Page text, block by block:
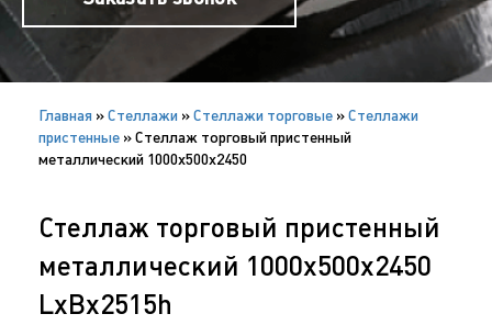
Главная »Cтеллажи »Стеллажи торговые »Стеллажи
пристенные »Стеллаж торговый пристенный
металлический 1000х500х2450
Стеллаж торговый пристенный
металлический 1000х500х2450
LxBx2515h